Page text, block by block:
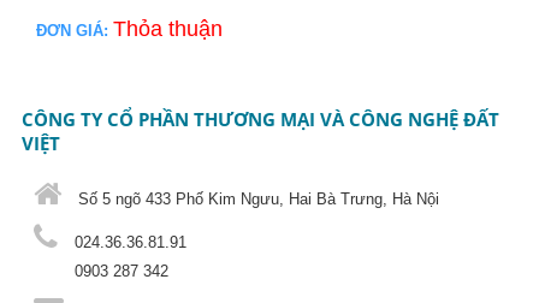
ĐƠN GIÁ: Thỏa thuận
CÔNG TY CỔ PHẦN THƯƠNG MẠI VÀ CÔNG NGHỆ ĐẤT
VIỆT
Số 5 ngõ 433 Phố Kim Ngưu, Hai Bà Trưng, Hà Nội
024.36.36.81.91
0903 287 342